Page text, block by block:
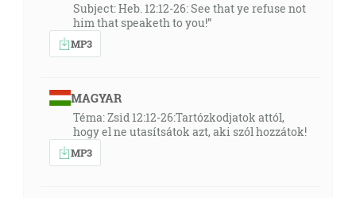
Subject: Heb. 12:12-26: See that ye refuse not
him that speaketh to you!”
MP3
MAGYAR
Téma: Zsid 12:12-26:Tartózkodjatok attól,
hogy el ne utasítsátok azt, aki szól hozzátok!
MP3